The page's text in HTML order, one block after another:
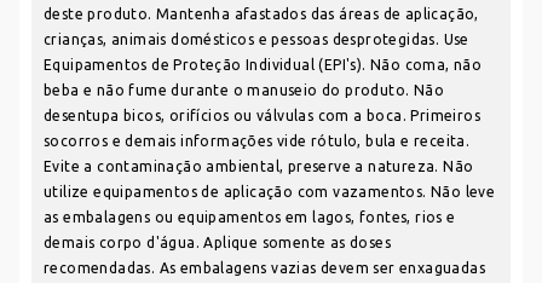
VOLTAR
COMPRAR AGORA COM UM CONSULTOR
deste produto. Mantenha afastados das áreas de aplicação,
crianças, animais domésticos e pessoas desprotegidas. Use
Equipamentos de Proteção Individual (EPI's). Não coma, não
beba e não fume durante o manuseio do produto. Não
desentupa bicos, orifícios ou válvulas com a boca. Primeiros
socorros e demais informações vide rótulo, bula e receita.
Evite a contaminação ambiental, preserve a natureza. Não
utilize equipamentos de aplicação com vazamentos. Não leve
as embalagens ou equipamentos em lagos, fontes, rios e
demais corpo d'água. Aplique somente as doses
recomendadas. As embalagens vazias devem ser enxaguadas